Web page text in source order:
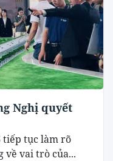
Nghị quyết
tiếp tục làm rõ
về vai trò của...